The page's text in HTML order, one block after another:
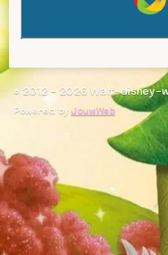
© 2012 - 2026 Walt-disney-
Powered by JouwWeb